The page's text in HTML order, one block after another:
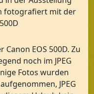
EOS 500D. Zu
noch im JPEG
Fotos wurden
JPEG